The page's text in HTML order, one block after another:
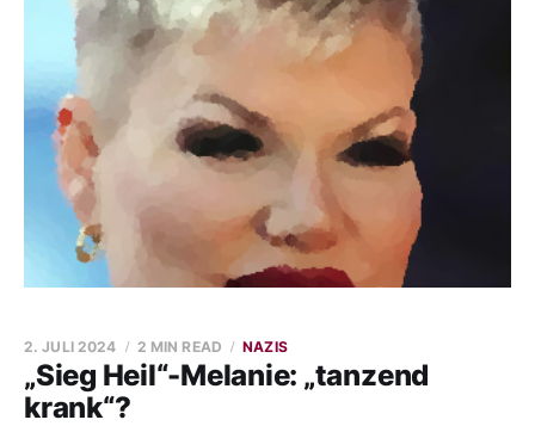
„Sieg Heil“-Melanie: „tanzend
krank“?
2. JULI 2024 2 MIN READ NAZIS